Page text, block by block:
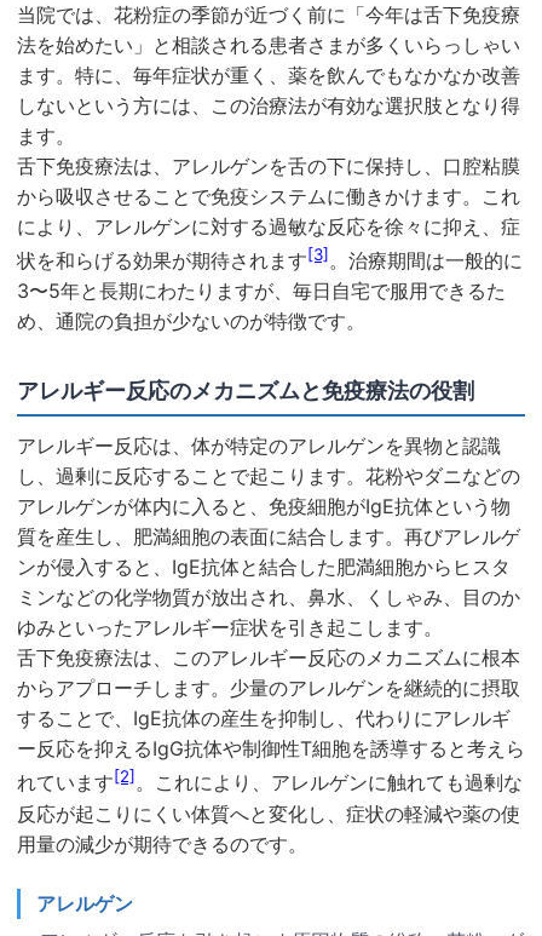
当院では、花粉症の季節が近づく前に「今年は舌下免疫療
法を始めたい」と相談される患者さまが多くいらっしゃい
ます。特に、毎年症状が重く、薬を飲んでもなかなか改善
しないという方には、この治療法が有効な選択肢となり得
ます。
舌下免疫療法は、アレルゲンを舌の下に保持し、口腔粘膜
から吸収させることで免疫システムに働きかけます。これ
により、アレルゲンに対する過敏な反応を徐々に抑え、症
状を和らげる効果が期待されます[3] 。治療期間は一般的に
3〜5年と長期にわたりますが、毎日自宅で服用できるた
め、通院の負担が少ないのが特徴です。
アレルギー反応のメカニズムと免疫療法の役割
アレルギー反応は、体が特定のアレルゲンを異物と認識
し、過剰に反応することで起こります。花粉やダニなどの
アレルゲンが体内に入ると、免疫細胞がIgE抗体という物
質を産生し、肥満細胞の表面に結合します。再びアレルゲ
ンが侵入すると、IgE抗体と結合した肥満細胞からヒスタ
ミンなどの化学物質が放出され、鼻水、くしゃみ、目のか
ゆみといったアレルギー症状を引き起こします。
舌下免疫療法は、このアレルギー反応のメカニズムに根本
からアプローチします。少量のアレルゲンを継続的に摂取
することで、IgE抗体の産生を抑制し、代わりにアレルギ
ー反応を抑えるIgG抗体や制御性T細胞を誘導すると考えら
れています[2] 。これにより、アレルゲンに触れても過剰な
反応が起こりにくい体質へと変化し、症状の軽減や薬の使
用量の減少が期待できるのです。
アレルゲン